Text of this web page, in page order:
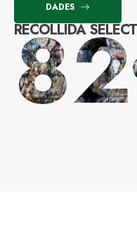
DADES
RECOLLIDA
82